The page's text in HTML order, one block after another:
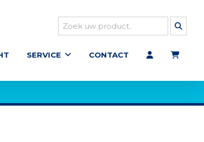
SERVICE CONTACT